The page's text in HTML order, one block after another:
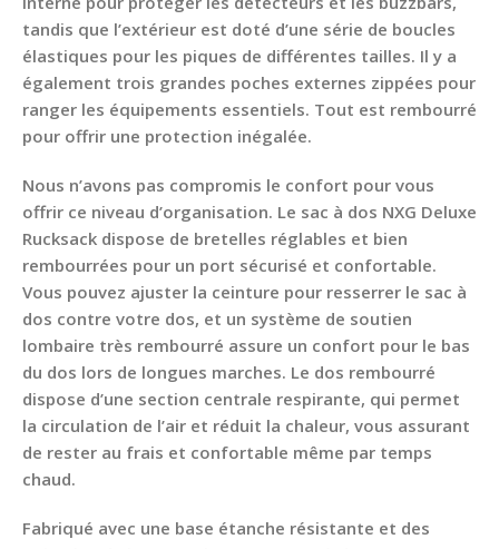
tandis que l’extérieur est doté d’une série de boucles
élastiques pour les piques de différentes tailles. Il y a
également trois grandes poches externes zippées pour
ranger les équipements essentiels. Tout est rembourré
pour offrir une protection inégalée.
Nous n’avons pas compromis le confort pour vous
offrir ce niveau d’organisation. Le sac à dos NXG Deluxe
Rucksack dispose de bretelles réglables et bien
rembourrées pour un port sécurisé et confortable.
Vous pouvez ajuster la ceinture pour resserrer le sac à
dos contre votre dos, et un système de soutien
lombaire très rembourré assure un confort pour le bas
du dos lors de longues marches. Le dos rembourré
dispose d’une section centrale respirante, qui permet
la circulation de l’air et réduit la chaleur, vous assurant
de rester au frais et confortable même par temps
chaud.
Fabriqué avec une base étanche résistante et des